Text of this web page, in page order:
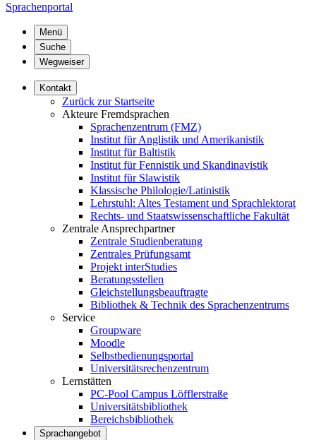
Sprachenportal
Menü
Suche
Wegweiser
Kontakt
Zurück zur Startseite
Akteure Fremdsprachen
Sprachenzentrum (FMZ)
Institut für Anglistik und Amerikanistik
Institut für Baltistik
Institut für Fennistik und Skandinavistik
Institut für Slawistik
Klassische Philologie/Latinistik
Lehrstuhl: Altes Testament und Sprachlektorat
Rechts- und Staatswissenschaftliche Fakultät
Zentrale Ansprechpartner
Zentrale Studienberatung
Zentrales Prüfungsamt
Projekt interStudies
Beratungsstellen
Gleichstellungsbeauftragte
Bibliothek & Technik des Sprachenzentrums
Service
Groupware
Moodle
Selbstbedienungsportal
Universitätsrechenzentrum
Lernstätten
PC-Pool Campus Löfflerstraße
Universitätsbibliothek
Bereichsbibliothek
Sprachangebot